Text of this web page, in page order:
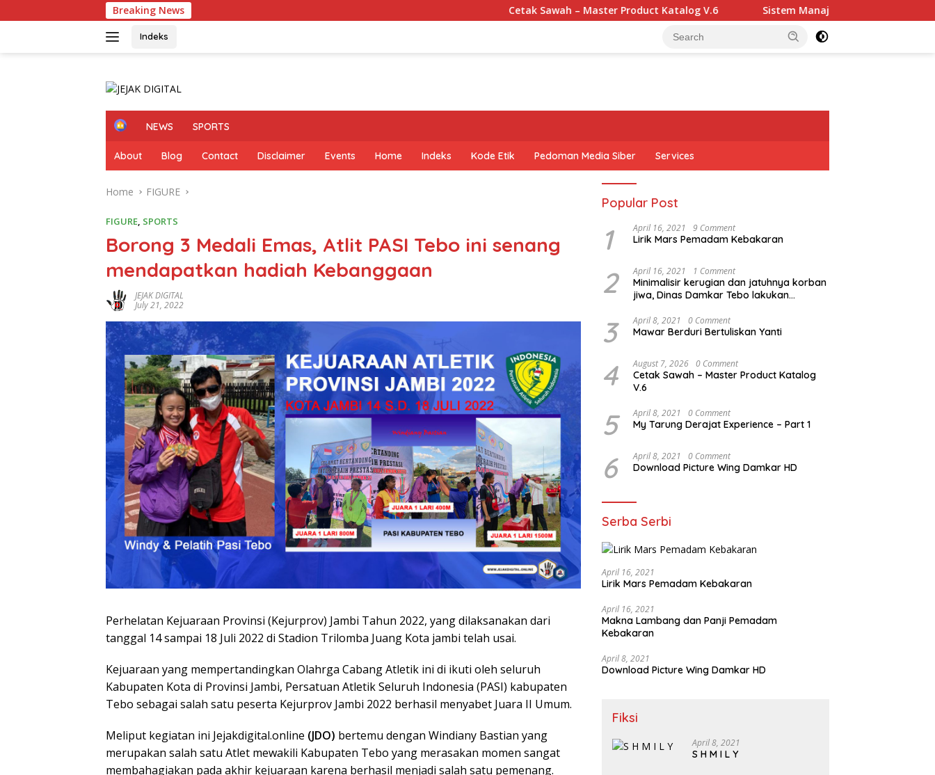
to
Breaking News Cetak Sawah – Master Product Katalog V.6 Sistem Manajemen Keselamatan Konstruksi
Indeks
H
e
NEWS SPORTS
About Blog Contact Disclaimer Events Home Indeks Kode Etik Pedoman Media Siber Services
Home FIGURE
FIGURE SPORTS
Borong 3 Medali Emas, Atlit PASI Tebo ini senang
mendapatkan hadiah Kebanggaan
JEJAK DIGITAL
July 21, 2022
Perhelatan Kejuaraan Provinsi (Kejurprov) Jambi Tahun 2022, yang dilaksanakan dari
tanggal 14 sampai 18 Juli 2022 di Stadion Trilomba Juang Kota jambi telah usai.
Kejuaraan yang mempertandingkan Olahrga Cabang Atletik ini di ikuti oleh seluruh
Kabupaten Kota di Provinsi Jambi, Persatuan Atletik Seluruh Indonesia (PASI) kabupaten
Tebo sebagai salah satu peserta Kejurprov Jambi 2022 berhasil menyabet Juara II Umum.
Meliput kegiatan ini Jejakdigital.online (JDO) bertemu dengan Windiany Bastian yang
merupakan salah satu Atlet mewakili Kabupaten Tebo yang merasakan momen sangat
membahagiakan pada akhir kejuaraan karena berhasil menjadi salah satu pemenang.
Popular Post
1 April 16, 2021 9 Comment
Lirik Mars Pemadam Kebakaran
2 April 16, 2021 1 Comment
Minimalisir kerugian dan jatuhnya korban
jiwa, Dinas Damkar Tebo lakukan
3 April 8, 2021 0 Comment
Mawar Berduri Bertuliskan Yanti
4 August 7, 2026 0 Comment
Cetak Sawah – Master Product Katalog
V.6
5 April 8, 2021 0 Comment
My Tarung Derajat Experience – Part 1
6 April 8, 2021 0 Comment
Download Picture Wing Damkar HD
Serba Serbi
April 16, 2021
Lirik Mars Pemadam Kebakaran
April 16, 2021
Makna Lambang dan Panji Pemadam
Kebakaran
April 8, 2021
Download Picture Wing Damkar HD
Fiksi
April 8, 2021
S H M I L Y